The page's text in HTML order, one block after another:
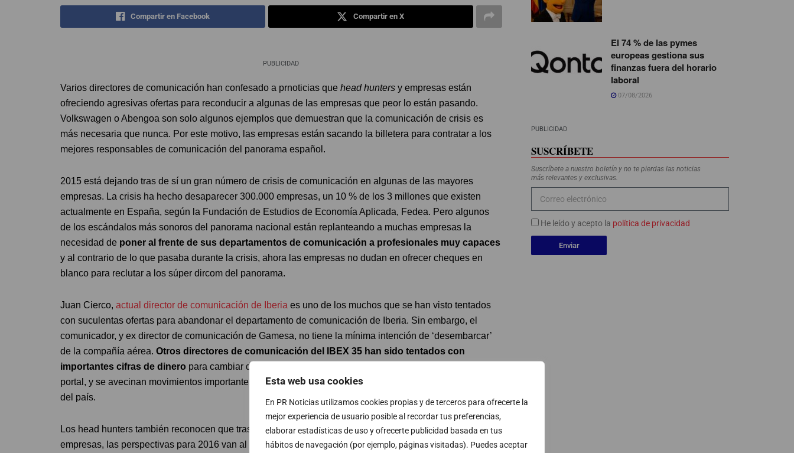
Esta web usa cookies
En PR Noticias utilizamos cookies propias y de terceros para ofrecerte la
mejor experiencia de usuario posible al recordar tus preferencias,
elaborar estadísticas de uso y ofrecerte publicidad basada en tus
hábitos de navegación (por ejemplo, páginas visitadas). Puedes aceptar
Compartir en Facebook Compartir en X
PUBLICIDAD
Varios directores de comunicación han confesado a prnoticias que head hunters y empresas están
ofreciendo agresivas ofertas para reconducir a algunas de las empresas que peor lo están pasando.
Volkswagen o Abengoa son solo algunos ejemplos que demuestran que la comunicación de crisis es
más necesaria que nunca. Por este motivo, las empresas están sacando la billetera para contratar a los
mejores responsables de comunicación del panorama español.
2015 está dejando tras de sí un gran número de crisis de comunicación en algunas de las mayores
empresas. La crisis ha hecho desaparecer 300.000 empresas, un 10 % de los 3 millones que existen
actualmente en España, según la Fundación de Estudios de Economía Aplicada, Fedea. Pero algunos
de los escándalos más sonoros del panorama nacional están replanteando a muchas empresas la
necesidad de poner al frente de sus departamentos de comunicación a profesionales muy capaces
y al contrario de lo que pasaba durante la crisis, ahora las empresas no dudan en ofrecer cheques en
blanco para reclutar a los súper dircom del panorama.
Juan Cierco, actual director de comunicación de Iberia es uno de los muchos que se han visto tentados
con suculentas ofertas para abandonar el departamento de comunicación de Iberia. Sin embargo, el
comunicador, y ex director de comunicación de Gamesa, no tiene la mínima intención de ‘desembarcar’
de la compañía aérea. Otros directores de comunicación del IBEX 35 han sido tentados con
importantes cifras de dinero para cambiar de empresa en los últimos meses, ha podido saber este
portal, y se avecinan movimientos importantes en los departamentos de comunicación más importantes
del país.
Los head hunters también reconocen que tras años de parón en la contratación de altos puestos en las
empresas, las perspectivas para 2016 van al alza, igual que las ofertas salariales.Las crisis de Abengoa
El 74 % de las pymes
europeas gestiona sus
finanzas fuera del horario
laboral
07/08/2026
PUBLICIDAD
SUSCRÍBETE
Suscríbete a nuestro boletín y no te pierdas las noticias
más relevantes y exclusivas.
He leído y acepto la política de privacidad
Enviar